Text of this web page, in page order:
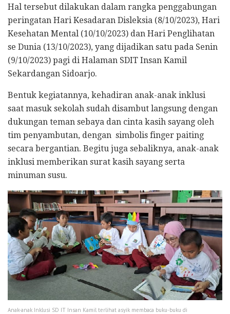
Hal tersebut dilakukan dalam rangka penggabungan
peringatan Hari Kesadaran Disleksia (8/10/2023), Hari
Kesehatan Mental (10/10/2023) dan Hari Penglihatan
se Dunia (13/10/2023), yang dijadikan satu pada Senin
(9/10/2023) pagi di Halaman SDIT Insan Kamil
Sekardangan Sidoarjo.
Bentuk kegiatannya, kehadiran anak-anak inklusi
saat masuk sekolah sudah disambut langsung dengan
dukungan teman sebaya dan cinta kasih sayang oleh
tim penyambutan, dengan simbolis finger paiting
secara bergantian. Begitu juga sebaliknya, anak-anak
inklusi memberikan surat kasih sayang serta
minuman susu.
Anak-anak Inklusi SD IT Insan Kamil terlihat asyik membaca buku-buku di